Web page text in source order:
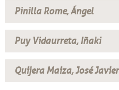
Pinilla Rome, Ángel
Puy Vidaurreta, Iñaki
Quijera Maiza, José Javier